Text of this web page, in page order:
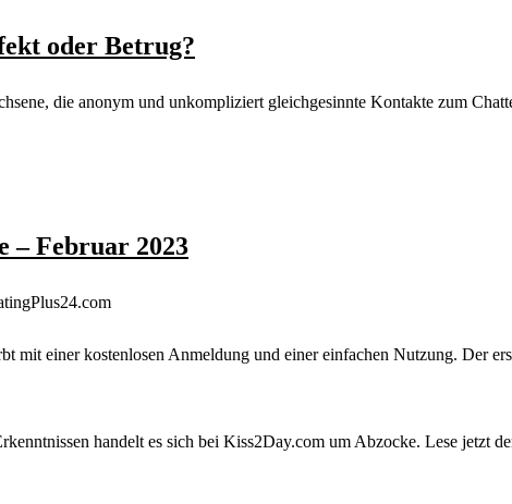
oder Betrug?
die anonym und unkompliziert gleichgesinnte Kontakte zum
– Februar 2023
einer kostenlosen Anmeldung und einer einfachen Nutzung. Der
handelt es sich bei Kiss2Day.com um Abzocke. Lese jetzt